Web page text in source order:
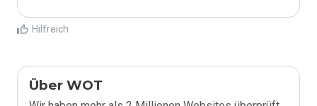
Hilfreich
Über WOT